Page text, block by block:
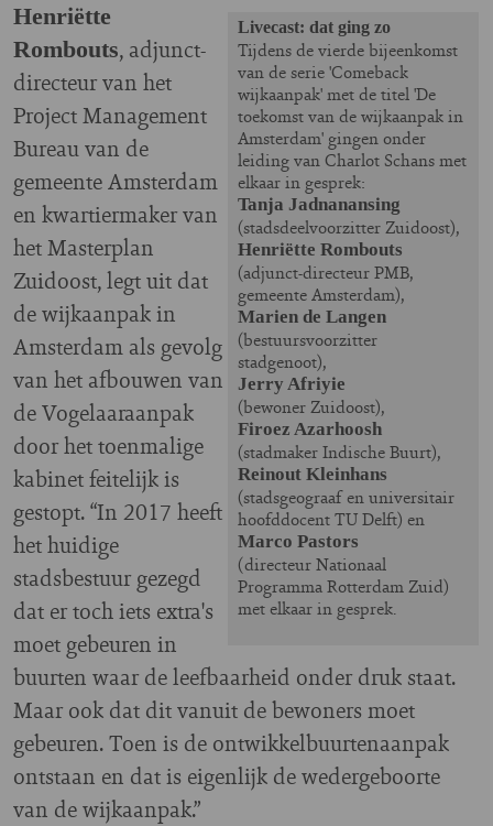
Livecast: dat ging zo
Tijdens de vierde bijeenkomst
van de serie 'Comeback
wijkaanpak' met de titel 'De
toekomst van de wijkaanpak in
Amsterdam' gingen onder
leiding van Charlot Schans met
elkaar in gesprek:
Tanja Jadnanansing
(stadsdeelvoorzitter Zuidoost),
Henriëtte Rombouts
(adjunct-directeur PMB,
gemeente Amsterdam),
Marien de Langen
(bestuursvoorzitter
stadgenoot),
Jerry Afriyie
(bewoner Zuidoost),
Firoez Azarhoosh
(stadmaker Indische Buurt),
Reinout Kleinhans
(stadsgeograaf en universitair
hoofddocent TU Delft) en
Marco Pastors
(directeur Nationaal
Programma Rotterdam Zuid)
met elkaar in gesprek.
Henriëtte
Rombouts, adjunct-
directeur van het
Project Management
Bureau van de
gemeente Amsterdam
en kwartiermaker van
het Masterplan
Zuidoost, legt uit dat
de wijkaanpak in
Amsterdam als gevolg
van het afbouwen van
de Vogelaaraanpak
door het toenmalige
kabinet feitelijk is
gestopt. “In 2017 heeft
het huidige
stadsbestuur gezegd
dat er toch iets extra's
moet gebeuren in
buurten waar de leefbaarheid onder druk staat.
Maar ook dat dit vanuit de bewoners moet
gebeuren. Toen is de ontwikkelbuurtenaanpak
ontstaan en dat is eigenlijk de wedergeboorte
van de wijkaanpak.”